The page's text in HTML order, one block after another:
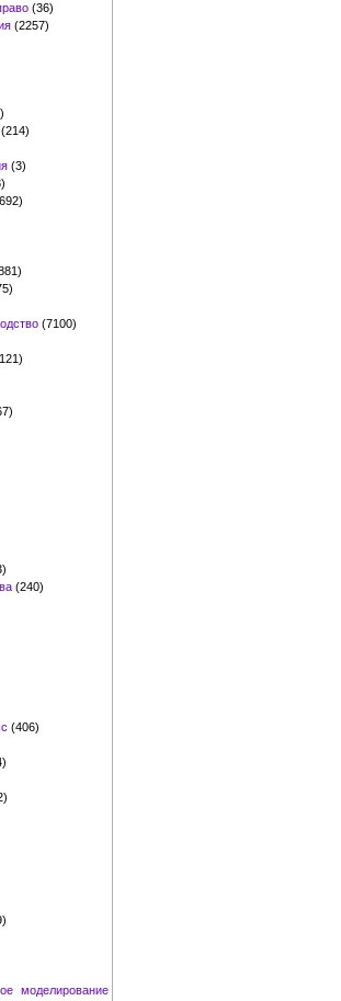
(36)
(2257)
(214)
(3)
(7100)
(240)
(406)
моделирование